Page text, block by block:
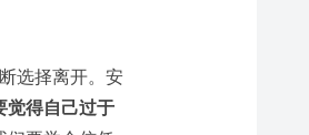
选择离开。安
觉得自己过于